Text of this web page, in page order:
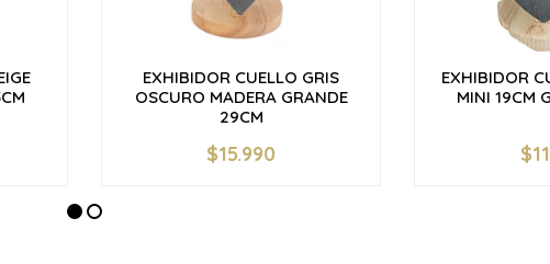
EXHIBIDOR CUELLO GRIS
OSCURO MADERA GRANDE
29CM
+
$15.990
EXHIBIDOR
MINI 19CM